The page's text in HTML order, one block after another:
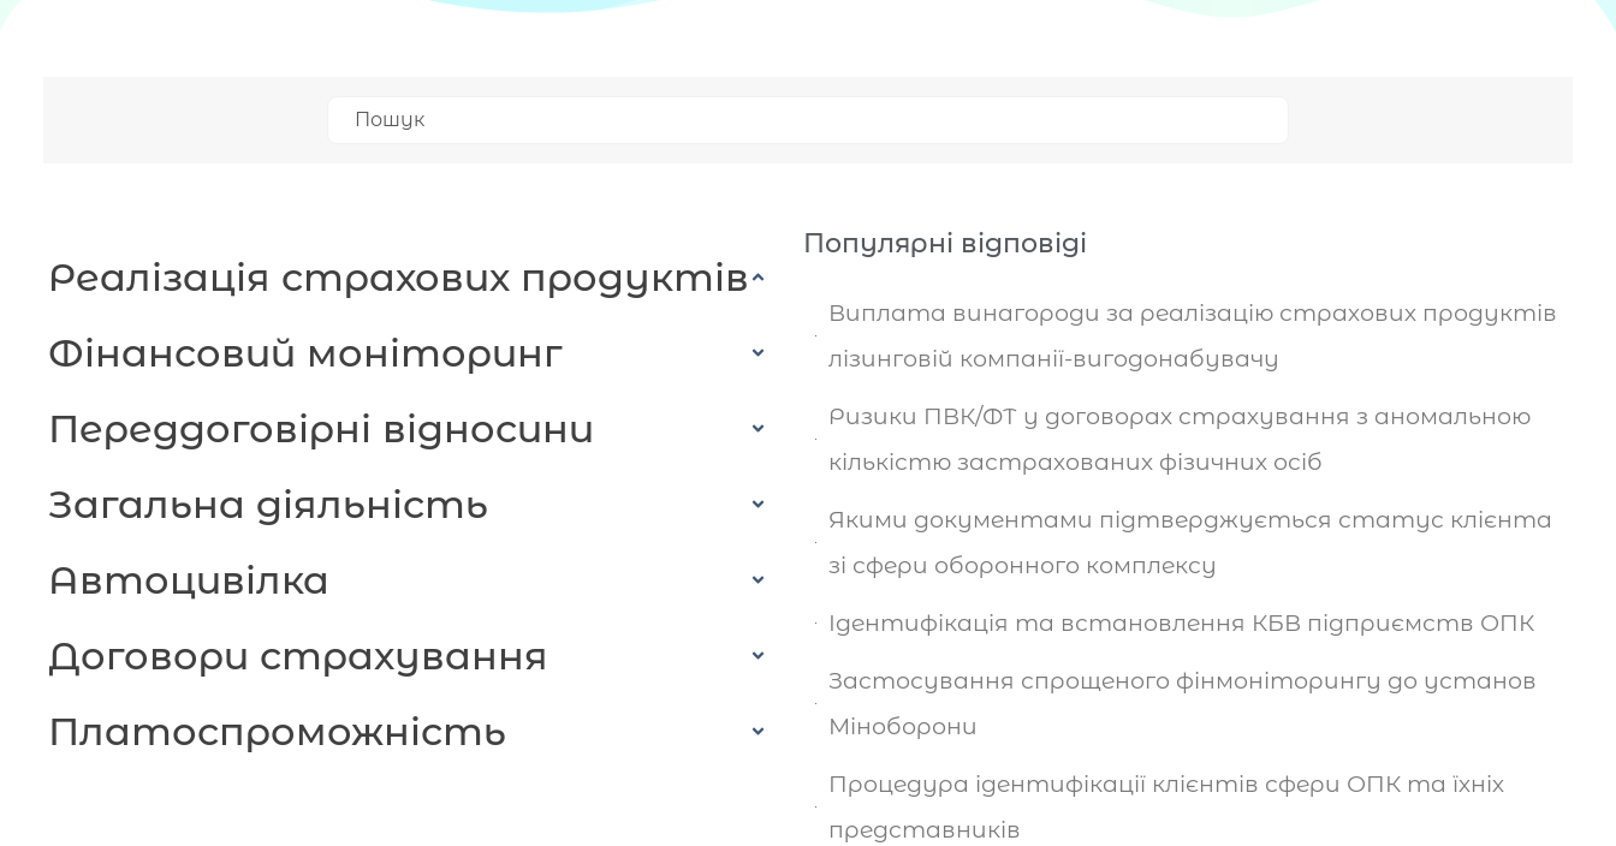
Реалізація страхових продуктів
Фінансовий моніторинг
Переддоговірні відносини
Загальна діяльність
Автоцивілка
Договори страхування
Платоспроможність
Популярні відповіді
Виплата винагороди за реалізацію страхових продуктів
лізинговій компанії-вигодонабувачу
Ризики ПВК/ФТ у договорах страхування з аномальною
кількістю застрахованих фізичних осіб
Якими документами підтверджується статус клієнта
зі сфери оборонного комплексу
Ідентифікація та встановлення КБВ підприємств ОПК
Застосування спрощеного фінмоніторингу до установ
Міноборони
Процедура ідентифікації клієнтів сфери ОПК та їхніх
представників